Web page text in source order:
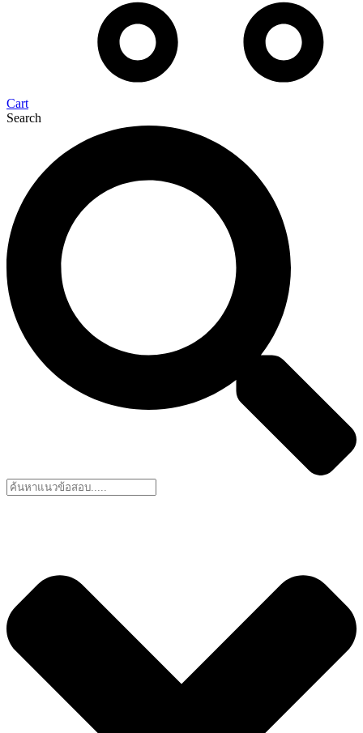
Cart
Search